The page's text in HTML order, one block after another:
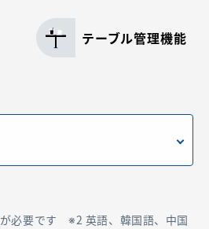
テーブル管理機能
必要です ※2 英語、韓国語、中国